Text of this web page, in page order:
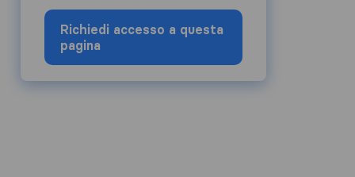
Richiedi accesso a questa
pagina